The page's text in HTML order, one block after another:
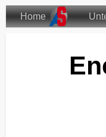
Home